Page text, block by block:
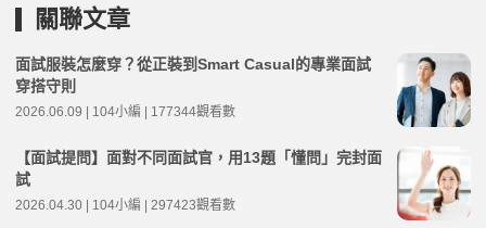
關聯文章
面試服裝怎麼穿？從正裝到Smart Casual的專業面試
穿搭守則
2026.06.09 | 104小編 | 177344觀看數
【面試提問】面對不同面試官，用13題「懂問」完封面
試
2026.04.30 | 104小編 | 297423觀看數